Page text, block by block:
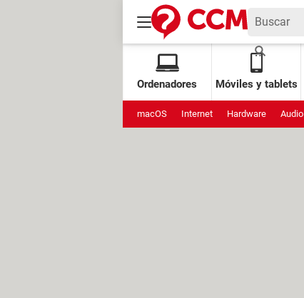
Ordenadores Móviles y tablets
macOS Internet Hardware Audio